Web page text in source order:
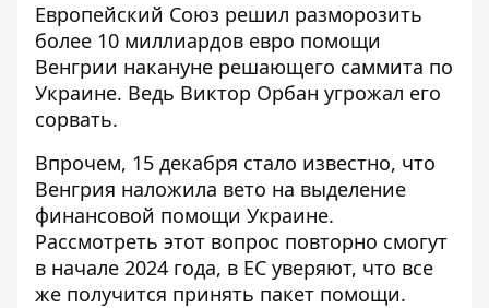
Европейский Союз решил разморозить
более 10 миллиардов евро помощи
Венгрии накануне решающего саммита по
Украине. Ведь Виктор Орбан угрожал его
сорвать.
Впрочем, 15 декабря стало известно, что
Венгрия наложила вето на выделение
финансовой помощи Украине.
Рассмотреть этот вопрос повторно смогут
в начале 2024 года, в ЕС уверяют, что все
же получится принять пакет помощи.